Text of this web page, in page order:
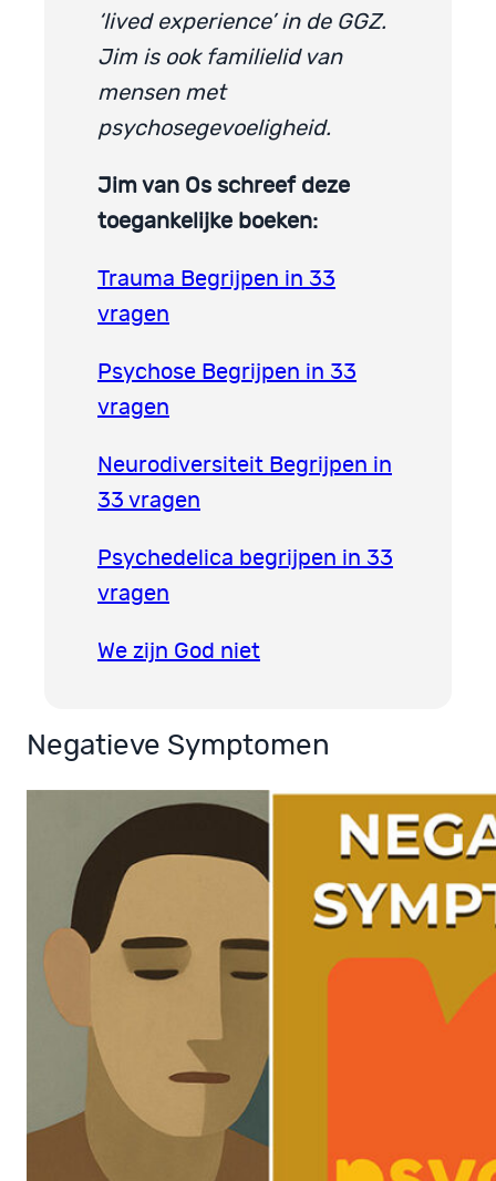
‘lived experience’ in de GGZ.
Jim is ook familielid van
mensen met
psychosegevoeligheid.
Jim van Os schreef deze
toegankelijke boeken:
Trauma Begrijpen in 33
vragen
Psychose Begrijpen in 33
vragen
Neurodiversiteit Begrijpen in
33 vragen
Psychedelica begrijpen in 33
vragen
We zijn God niet
Negatieve Symptomen